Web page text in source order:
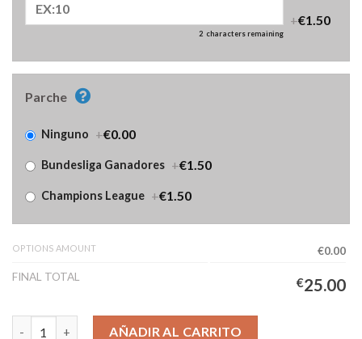
2 characters remaining
+€1.50
Parche
Ninguno +€0.00
Bundesliga Ganadores +€1.50
Champions League +€1.50
OPTIONS AMOUNT
€0.00
FINAL TOTAL
€25.00
Camiseta FC Bayern Segunda Equipación Mujer 2025/2026
AÑADIR AL CARRITO